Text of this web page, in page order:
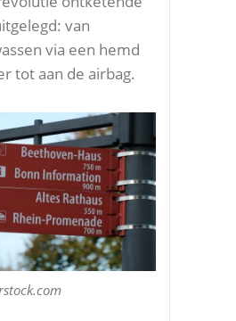
van
via een hemd
tot aan de airbag.